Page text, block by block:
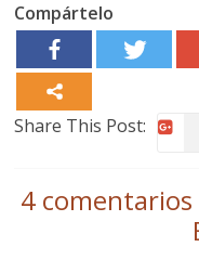
Compártelo
Share This Post:
4 comentarios